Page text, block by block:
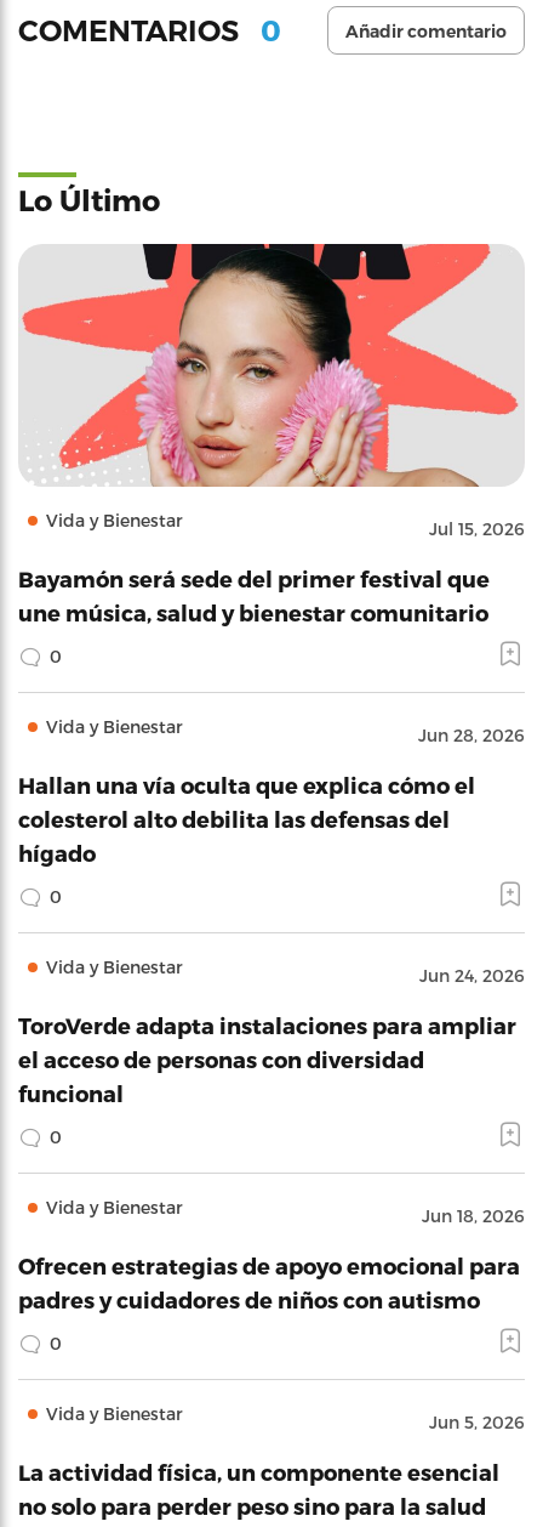
COMENTARIOS 0 Añadir comentario
Lo Último
Vida y Bienestar Jul 15, 2026
Bayamón será sede del primer festival que
une música, salud y bienestar comunitario
0
Vida y Bienestar Jun 28, 2026
Hallan una vía oculta que explica cómo el
colesterol alto debilita las defensas del
hígado
0
Vida y Bienestar Jun 24, 2026
ToroVerde adapta instalaciones para ampliar
el acceso de personas con diversidad
funcional
0
Vida y Bienestar Jun 18, 2026
Ofrecen estrategias de apoyo emocional para
padres y cuidadores de niños con autismo
0
Vida y Bienestar Jun 5, 2026
La actividad física, un componente esencial
no solo para perder peso sino para la salud